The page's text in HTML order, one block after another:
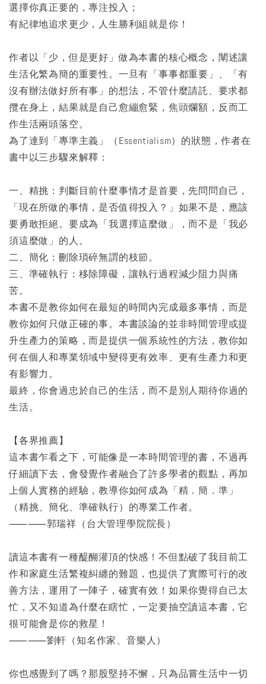
選擇你真正要的，專注投入；
有紀律地追求更少，人生勝利組就是你！
作者以「少，但是更好」做為本書的核心概念，闡述讓
生活化繁為簡的重要性。一旦有「事事都重要」、「有
沒有辦法做好所有事」的想法，不管什麼請託、要求都
攬在身上，結果就是自己愈繃愈緊，焦頭爛額，反而工
作生活兩頭落空。
為了達到「專準主義」（Essentialism）的狀態，作者在
書中以三步驟來解釋：
一、精挑：判斷目前什麼事情才是首要，先問問自己，
「現在所做的事情，是否值得投入？」如果不是，應該
要勇敢拒絕。要成為「我選擇這麼做」，而不是「我必
須這麼做」的人。
二、簡化：刪除瑣碎無謂的枝節。
三、準確執行：移除障礙，讓執行過程減少阻力與痛
苦。
本書不是教你如何在最短的時間內完成最多事情，而是
教你如何只做正確的事。本書談論的並非時間管理或提
升生產力的策略，而是提供一個系統性的方法，教你如
何在個人和專業領域中變得更有效率、更有生產力和更
有影響力。
最終，你會過忠於自己的生活，而不是別人期待你過的
生活。
【各界推薦】
這本書乍看之下，可能像是一本時間管理的書，不過再
仔細讀下去，會發覺作者融合了許多學者的觀點，再加
上個人實務的經驗，教導你如何成為「精．簡．準」
（精挑、簡化、準確執行）的專業工作者。
⸺⸺郭瑞祥（台大管理學院院長）
讀這本書有一種醍醐灌頂的快感！不但點破了我目前工
作和家庭生活繁複糾纏的難題，也提供了實際可行的改
善方法，運用了一陣子，確實有效！如果你覺得自己太
忙，又不知道為什麼在瞎忙，一定要抽空讀這本書，它
很可能會是你的救星！
⸺⸺劉軒（知名作家、音樂人）
你也感覺到了嗎？那股堅持不懈，只為品嘗生活中一切